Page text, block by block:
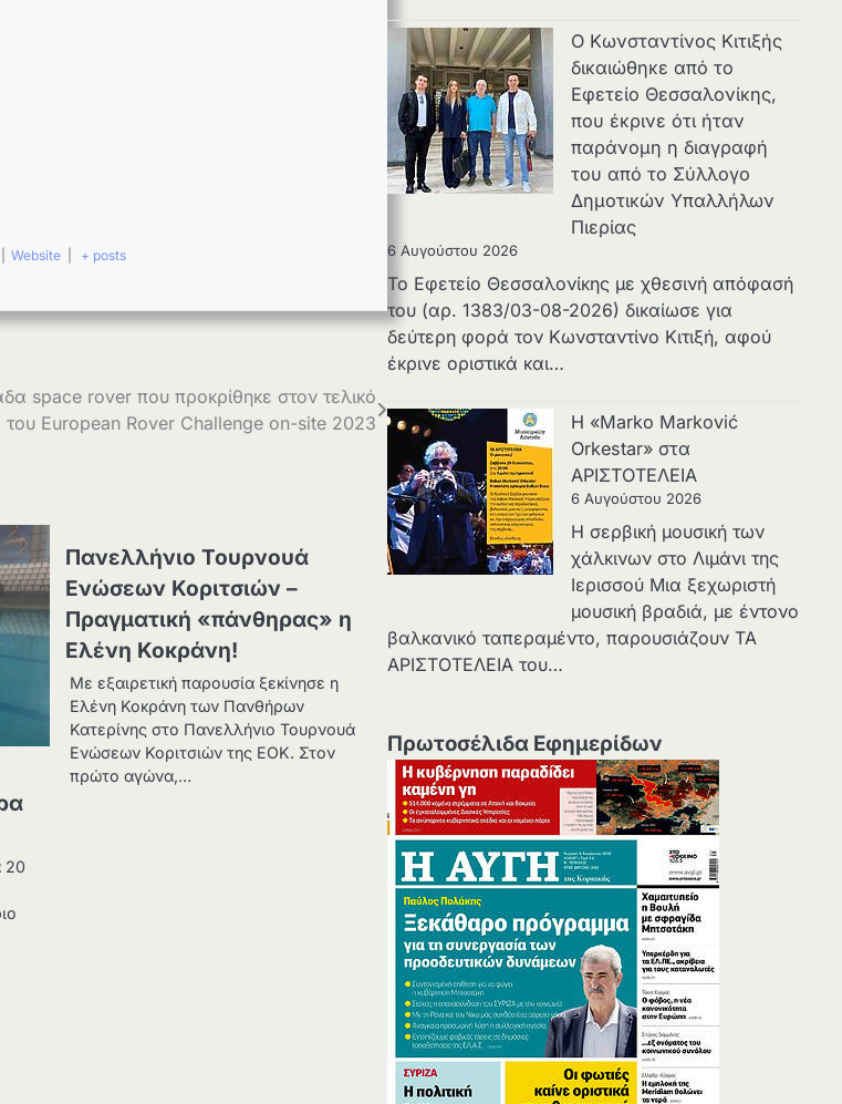
Website + posts
space rover που προκρίθηκε στον τελικό
του European Rover Challenge on-site 2023
20
Πανελλήνιο Τουρνουά
Ενώσεων Κοριτσιών –
Πραγματική «πάνθηρας» η
Ελένη Κοκράνη!
Με εξαιρετική παρουσία ξεκίνησε η
Ελένη Κοκράνη των Πανθήρων
Κατερίνης στο Πανελλήνιο Τουρνουά
Ενώσεων Κοριτσιών της ΕΟΚ. Στον
πρώτο αγώνα,…
Ο Κωνσταντίνος Κιτιξής
δικαιώθηκε από το
Εφετείο Θεσσαλονίκης,
που έκρινε ότι ήταν
παράνομη η διαγραφή
του από το Σύλλογο
Δημοτικών Υπαλλήλων
Πιερίας
6 Αυγούστου 2026
Το Εφετείο Θεσσαλονίκης με χθεσινή απόφασή
του (αρ. 1383/03-08-2026) δικαίωσε για
δεύτερη φορά τον Κωνσταντίνο Κιτιξή, αφού
έκρινε οριστικά και…
Η «Marko Marković
Orkestar» στα
ΑΡΙΣΤΟΤΕΛΕΙΑ
6 Αυγούστου 2026
Η σερβική μουσική των
χάλκινων στο Λιμάνι της
Ιερισσού Μια ξεχωριστή
μουσική βραδιά, με έντονο
βαλκανικό ταπεραμέντο, παρουσιάζουν ΤΑ
ΑΡΙΣΤΟΤΕΛΕΙΑ του…
Πρωτοσέλιδα Εφημερίδων